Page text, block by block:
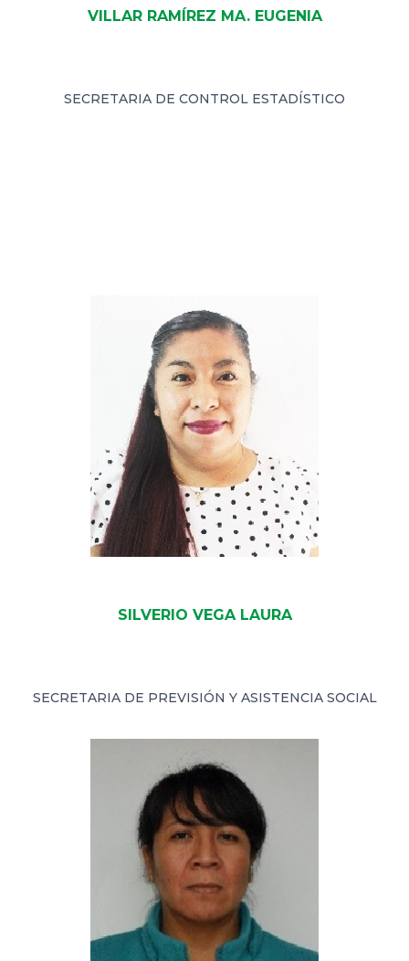
VILLAR RAMÍREZ MA. EUGENIA
SECRETARIA DE CONTROL ESTADÍSTICO
SILVERIO VEGA LAURA
SECRETARIA DE PREVISIÓN Y ASISTENCIA SOCIAL